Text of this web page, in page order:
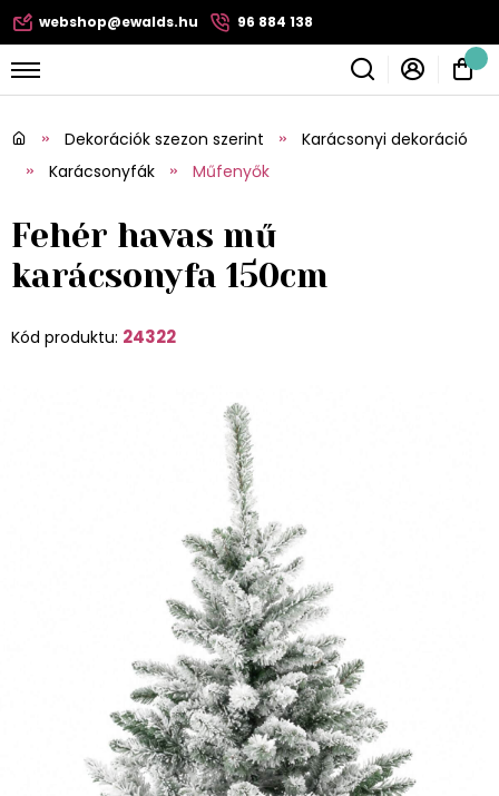
webshop@ewalds.hu 96 884 138
Dekorációk szezon szerint
Karácsonyi dekoráció
Karácsonyfák
Műfenyők
Fehér havas mű
karácsonyfa 150cm
Kód produktu: 24322